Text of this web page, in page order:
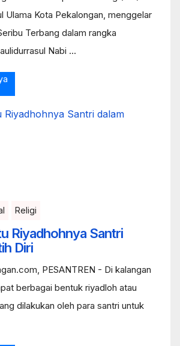
Ulama Kota Pekalongan, menggelar
Terbang dalam rangka
Nabi ...
Religi
Riyadhohnya Santri
Diri
PESANTREN - Di kalangan
berbagai bentuk riyadloh atau
dilakukan oleh para santri untuk